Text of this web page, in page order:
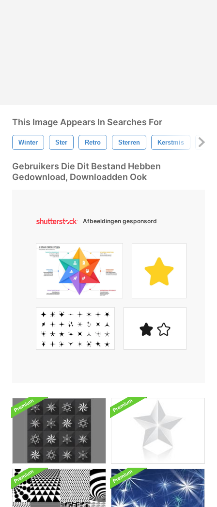
This Image Appears In Searches For
Winter Ster Retro Sterren Kerstmis
Gebruikers Die Dit Bestand Hebben
Gedownload, Downloadden Ook
Afbeeldingen gesponsord